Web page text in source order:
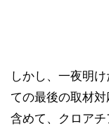
しかし、一夜明
ての最後の取材
含めて、クロア